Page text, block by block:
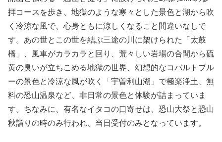
拝コースを歩き、地獄のような寒々とした景色と湖から吹
く冷涼な風で、心身ともに涼しくなること間違いなしで
す。あの世とこの世を結ぶ三途の川に架けられた「太鼓
橋」、風車がカラカラと回り、荒々しい岩場の合間から硫
黄の臭いが立ちこめる地獄の世界、幻想的なコバルトブル
ーの景色と冷涼な風が吹く「宇曽利山湖」で極楽浄土、無
料の恐山温泉など、非日常の景色と体験が詰まっていま
す。ちなみに、有名なイタコの口寄せは、恐山大祭と恐山
秋詣りの時のみ行われ、当日受付のみとなっています。